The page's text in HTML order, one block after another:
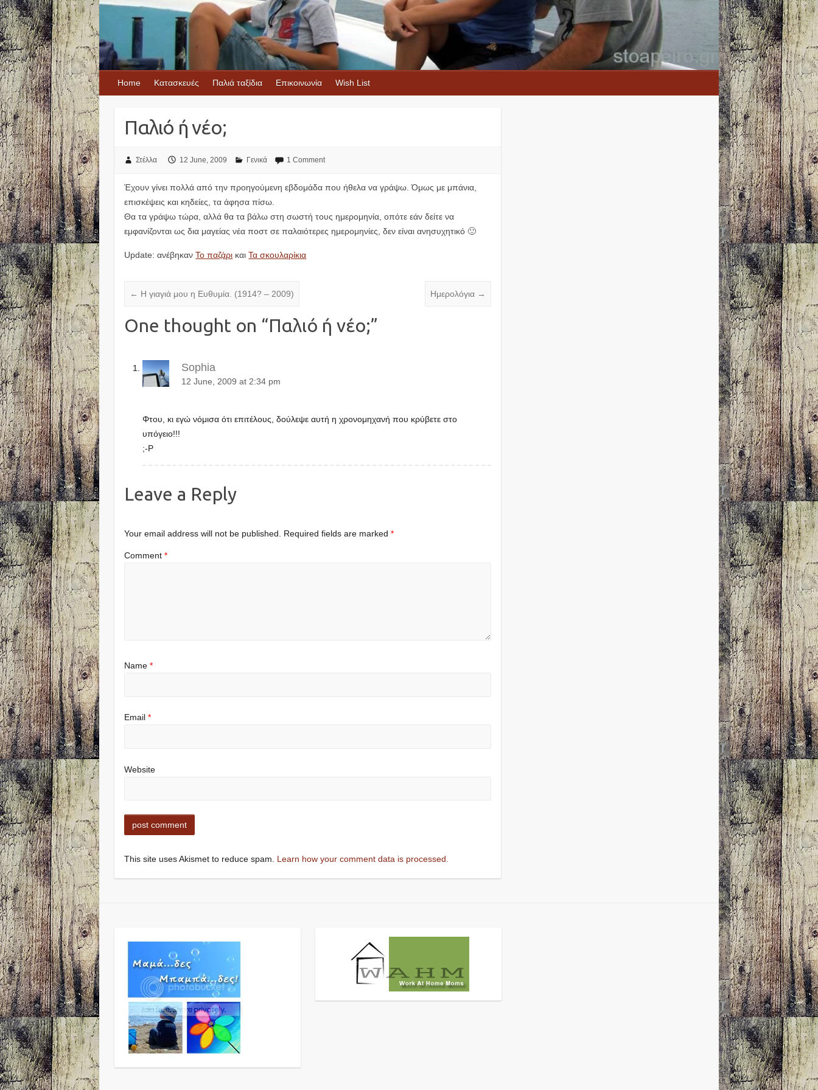
Home Κατασκευές Παλιά ταξίδια Επικοινωνία Wish List
Παλιό ή νέο;
Στέλλα 12 June, 2009 Γενικά 1 Comment
Έχουν γίνει πολλά από την προηγούμενη εβδομάδα που ήθελα να γράψω. Όμως με μπάνια,
επισκέψεις και κηδείες, τα άφησα πίσω.
Θα τα γράψω τώρα, αλλά θα τα βάλω στη σωστή τους ημερομηνία, οπότε εάν δείτε να
εμφανίζονται ως δια μαγείας νέα ποστ σε παλαιότερες ημερομηνίες, δεν είναι ανησυχητικό 🙂
Update: ανέβηκανΤο παζάρι καιΤα σκουλαρίκια
← Η γιαγιά μου η Ευθυμία. (1914? – 2009) Ημερολόγια →
One thought on “Παλιό ή νέο;”
Sophia
12 June, 2009 at 2:34 pm
Φτου, κι εγώ νόμισα ότι επιτέλους, δούλεψε αυτή η χρονομηχανή που κρύβετε στο
υπόγειο!!!
;-Ρ
Leave a Reply
Your email address will not be published. Required fields are marked*
Comment*
Name*
Email*
Website
This site uses Akismet to reduce spam. Learn how your comment data is processed.